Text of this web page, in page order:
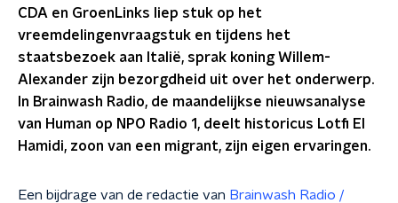
CDA en GroenLinks liep stuk op het
vreemdelingenvraagstuk en tijdens het
staatsbezoek aan Italië, sprak koning Willem-
Alexander zijn bezorgdheid uit over het onderwerp.
In Brainwash Radio, de maandelijkse nieuwsanalyse
van Human op NPO Radio 1, deelt historicus Lotfi El
Hamidi, zoon van een migrant, zijn eigen ervaringen.
Een bijdrage van de redactie van Brainwash Radio /